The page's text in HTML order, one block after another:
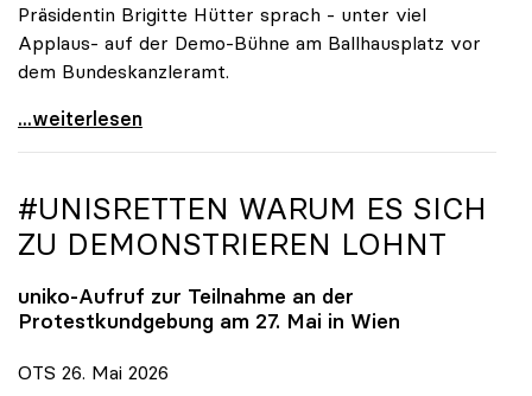
Präsidentin Brigitte Hütter sprach - unter viel
Applaus- auf der Demo-Bühne am Ballhausplatz vor
dem Bundeskanzleramt.
\"Wir nehmen es nicht hin\": Rede von
...weiterlesen
#UNISRETTEN WARUM ES SICH
ZU DEMONSTRIEREN LOHNT
uniko-Aufruf zur Teilnahme an der
Protestkundgebung am 27. Mai in Wien
OTS 26. Mai 2026